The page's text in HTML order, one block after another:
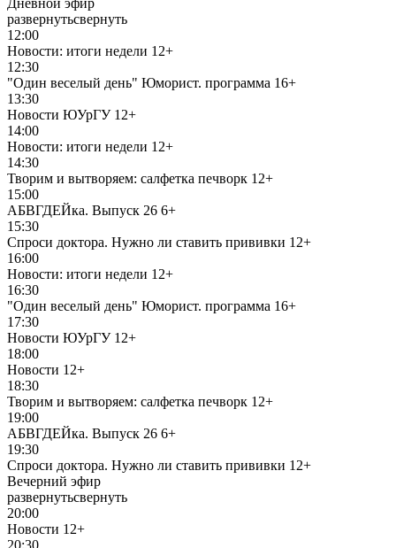
развернутьсвернуть
12:00
Новости: итоги недели 12+
12:30
"Один веселый день" Юморист. программа 16+
13:30
Новости ЮУрГУ 12+
14:00
Новости: итоги недели 12+
14:30
Творим и вытворяем: салфетка печворк 12+
15:00
АБВГДЕЙка. Выпуск 26 6+
15:30
Спроси доктора. Нужно ли ставить прививки 12+
16:00
Новости: итоги недели 12+
16:30
"Один веселый день" Юморист. программа 16+
17:30
Новости ЮУрГУ 12+
18:00
Новости 12+
18:30
Творим и вытворяем: салфетка печворк 12+
19:00
АБВГДЕЙка. Выпуск 26 6+
19:30
Спроси доктора. Нужно ли ставить прививки 12+
Вечерний эфир
развернутьсвернуть
20:00
Новости 12+
20:30